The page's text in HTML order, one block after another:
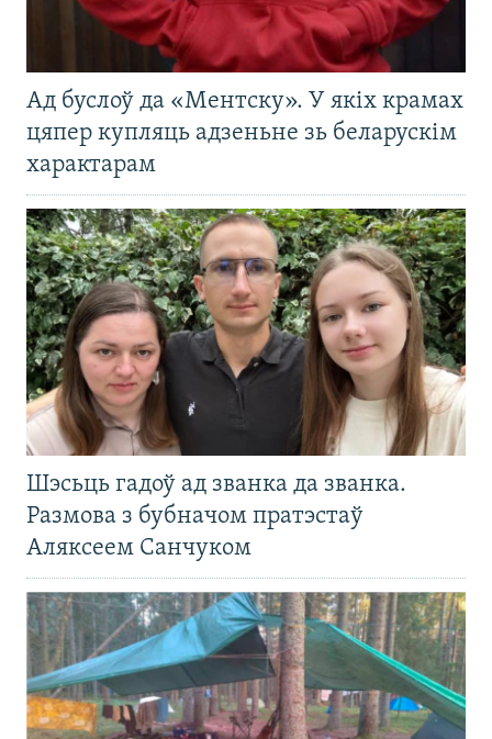
Ад буслоў да «Ментску». У якіх крамах
цяпер купляць адзеньне зь беларускім
характарам
Шэсьць гадоў ад званка да званка.
Размова з бубначом пратэстаў
Аляксеем Санчуком